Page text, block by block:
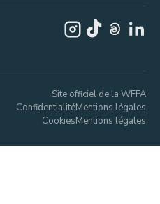
Site officiel de la WFFA
ConfidentialitéMentions légales
CookiesMentions légales